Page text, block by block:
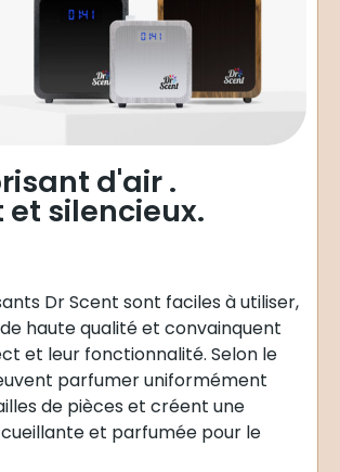
d'air .
et silencieux.
Dr Scent sont faciles à utiliser,
haute qualité et convainquent
et leur fonctionnalité. Selon le
parfumer uniformément
de pièces et créent une
et parfumée pour le